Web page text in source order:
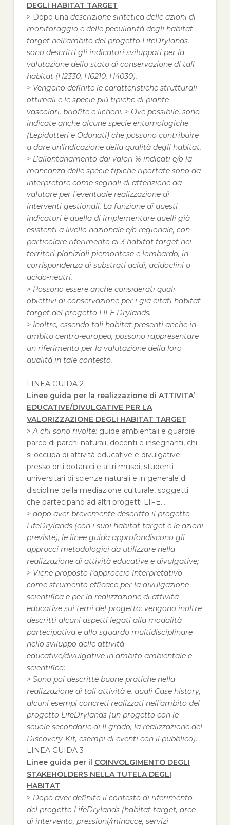
DEGLI HABITAT TARGET
> Dopo una descrizione sintetica delle azioni di
monitoraggio e delle peculiarità degli habitat
target nell’ambito del progetto LifeDrylands,
sono descritti gli indicatori sviluppati per la
valutazione dello stato di conservazione di tali
habitat (H2330, H6210, H4030).
> Vengono definite le caratteristiche strutturali
ottimali e le specie più tipiche di piante
vascolari, briofite e licheni. > Ove possibile, sono
indicate anche alcune specie entomologiche
(Lepidotteri e Odonati) che possono contribuire
a dare un’indicazione della qualità degli habitat.
> L’allontanamento dai valori % indicati e/o la
mancanza delle specie tipiche riportate sono da
interpretare come segnali di attenzione da
valutare per l’eventuale realizzazione di
interventi gestionali. La funzione di questi
indicatori è quella di implementare quelli già
esistenti a livello nazionale e/o regionale, con
particolare riferimento ai 3 habitat target nei
territori planiziali piemontese e lombardo, in
corrispondenza di substrati acidi, acidoclini o
acido-neutri.
> Possono essere anche considerati quali
obiettivi di conservazione per i già citati habitat
target del progetto LIFE Drylands.
> Inoltre, essendo tali habitat presenti anche in
ambito centro-europeo, possono rappresentare
un riferimento per la valutazione della loro
qualità in tale contesto.
LINEA GUIDA 2
Linee guida per la realizzazione di ATTIVITA’
EDUCATIVE/DIVULGATIVE PER LA
VALORIZZAZIONE DEGLI HABITAT TARGET
>A chi sono rivolte: guide ambientali e guardie
parco di parchi naturali, docenti e insegnanti, chi
si occupa di attività educative e divulgative
presso orti botanici e altri musei, studenti
universitari di scienze naturali e in generale di
discipline della mediazione culturale, soggetti
che partecipano ad altri progetti LIFE…
> dopo aver brevemente descritto il progetto
LifeDrylands (con i suoi habitat target e le azioni
previste), le linee guida approfondiscono gli
approcci metodologici da utilizzare nella
realizzazione di attività educative e divulgative;
> Viene proposto l’approccio Interpretativo
come strumento efficace per la divulgazione
scientifica e per la realizzazione di attività
educative sui temi del progetto; vengono inoltre
descritti alcuni aspetti legati alla modalità
partecipativa e allo sguardo multidisciplinare
nello sviluppo delle attività
educative/divulgative in ambito ambientale e
scientifico;
> Sono poi descritte buone pratiche nella
realizzazione di tali attività e, quali Case history,
alcuni esempi concreti realizzati nell’ambito del
progetto LifeDrylands (un progetto con le
scuole secondarie di II grado, la realizzazione del
Discovery-Kit, esempi di eventi con il pubblico).
LINEA GUIDA 3
Linee guida per il COINVOLGIMENTO DEGLI
STAKEHOLDERS NELLA TUTELA DEGLI
HABITAT
> Dopo aver definito il contesto di riferimento
del progetto LifeDrylands (habitat target, aree
di intervento, pressioni/minacce, servizi